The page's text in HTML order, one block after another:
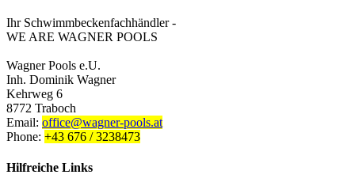
Ihr Schwimmbeckenfachhändler -
WE ARE WAGNER POOLS
Wagner Pools e.U.
Inh. Dominik Wagner
Kehrweg 6
8772 Traboch
Email: office@wagner-pools.at
Phone: +43 676 / 3238473
Hilfreiche Links